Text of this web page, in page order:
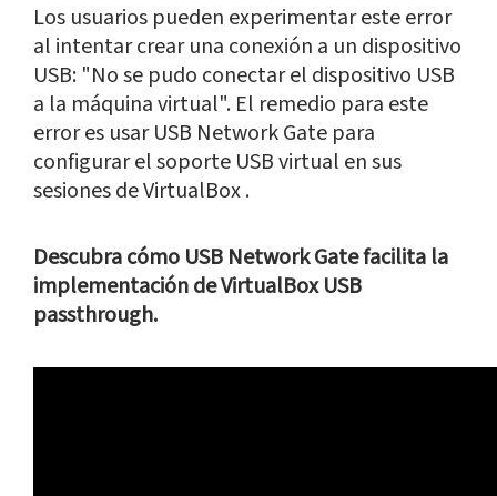
Los usuarios pueden experimentar este error
al intentar crear una conexión a un dispositivo
USB: "No se pudo conectar el dispositivo USB
a la máquina virtual". El remedio para este
error es usar USB Network Gate para
configurar el soporte USB virtual en sus
sesiones de VirtualBox .
Descubra cómo USB Network Gate facilita la
implementación de VirtualBox USB
passthrough.